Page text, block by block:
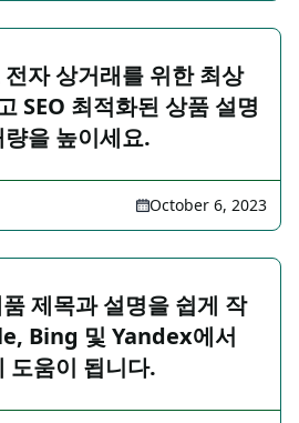
자 상거래를 위한 최상
SEO 최적화된 상품 설명
을 높이세요.
October 6, 2023
제목과 설명을 쉽게 작
Bing 및 Yandex에서
도움이 됩니다.